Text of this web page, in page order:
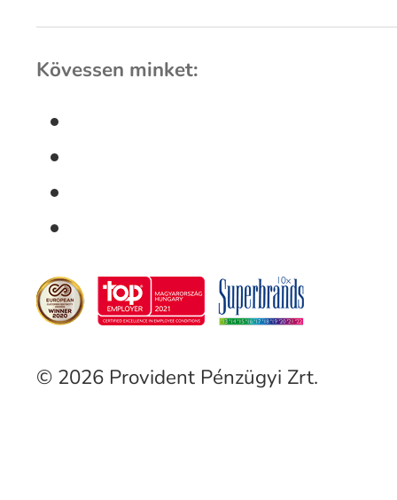
Kövessen minket:
© 2026 Provident Pénzügyi Zrt.